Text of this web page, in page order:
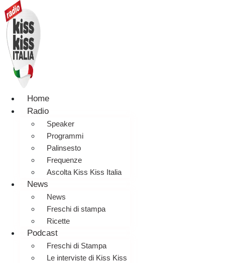
Home
Radio
Speaker
Programmi
Palinsesto
Frequenze
Ascolta Kiss Kiss Italia
News
News
Freschi di stampa
Ricette
Podcast
Freschi di Stampa
Le interviste di Kiss Kiss